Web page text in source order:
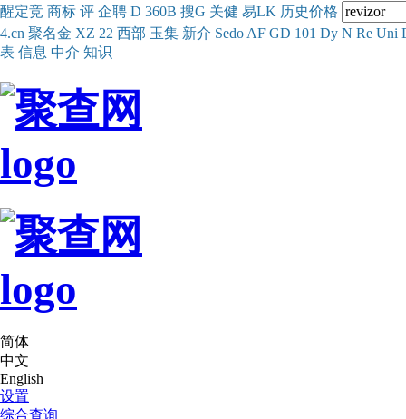
醒定竞 商标 评 企聘 D 360B 搜G 关健 易LK 历史价格
4.cn 聚名金 XZ 22 西部 玉集 新介 Sedo AF GD 101 Dy N Re Uni
表 信息 中介 知识